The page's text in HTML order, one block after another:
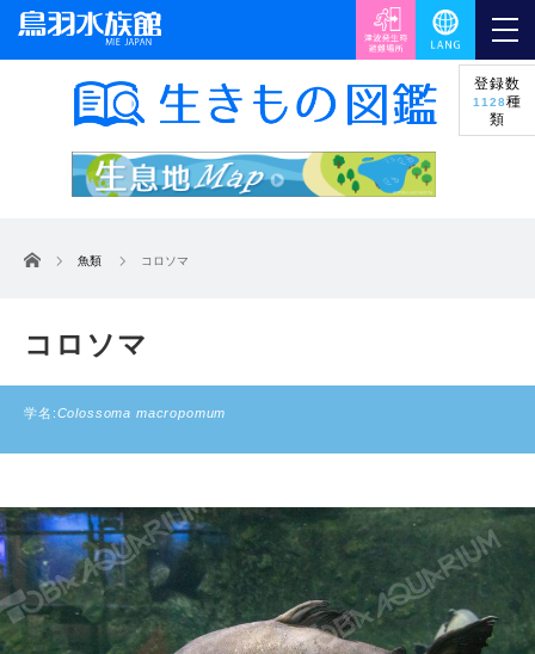
登録数
1128種
類
ホーム 魚類 コロソマ
コロソマ
学名:Colossoma macropomum